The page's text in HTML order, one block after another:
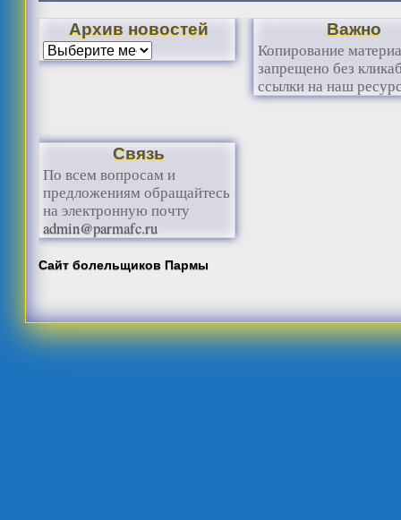
Архив новостей Важно
Копирование
запрещено без
ссылки на наш
Связь
По всем вопросам и
предложениям обращайтесь
на электронную почту
admin@parmafc.ru
Сайт болельщиков Пармы